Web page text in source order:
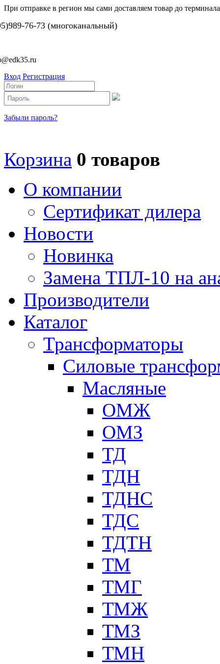
При отправке в регион мы сами доставляем товар до
76-73 (многоканальный)
Вход Регистрация
Забыли пароль?
Корзина 0 товаров
О компании
Сертификат дилера
Новости
Новинка
Замена ТПЛ-10 на
Производители
Каталог
Трансформаторы
Cиловые
Масляные
ОМЖ
ОМЗ
ТД
ТДН
ТДНС
ТДС
ТДТН
ТМ
ТМГ
ТМЖ
ТМЗ
ТМН